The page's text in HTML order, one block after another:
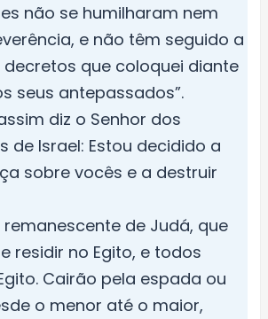
não se humilharam nem
e não têm seguido a
decretos que coloquei diante
seus antepassados”.
diz o Senhor dos
de Israel: Estou decidido a
sobre vocês e a destruir
remanescente de Judá, que
residir no Egito, e todos
Cairão pela espada ou
o menor até o maior,